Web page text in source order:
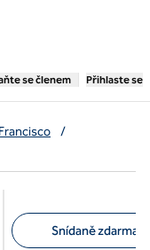
se nová záložka
se členem Přihlaste se
/
Snídaně zdarma